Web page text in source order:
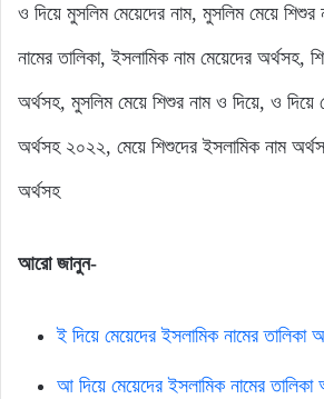
ও দিয়ে মুসলিম মেয়েদের নাম, মুসলিম মেয়ে
নামের তালিকা, ইসলামিক নাম মেয়েদের অর্থসহ,
অর্থসহ, মুসলিম মেয়ে শিশুর নাম ও দিয়ে, ও দিয়ে
অর্থসহ ২০২২, মেয়ে শিশুদের ইসলামিক নাম
অর্থসহ
আরো জানুন-
ই দিয়ে মেয়েদের ইসলামিক নামের তালিকা
আ দিয়ে মেয়েদের ইসলামিক নামের তালিকা